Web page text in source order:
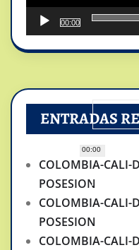
00:00
00:00
ENTRADAS
COLOMBIA-CALI-
POSESION
COLOMBIA-CALI-
POSESION
COLOMBIA-CALI-